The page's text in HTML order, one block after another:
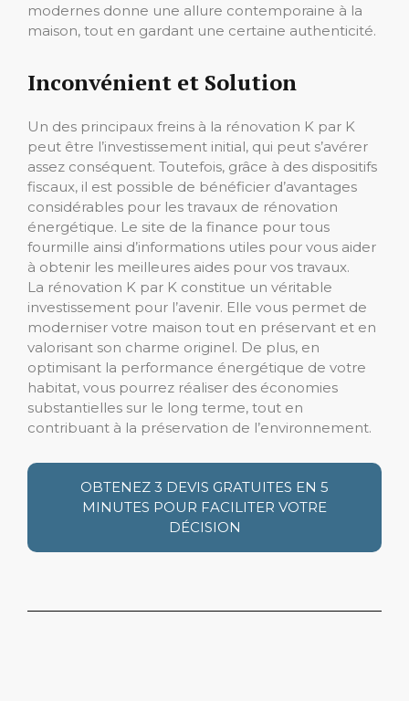
modernes donne une allure contemporaine à la
maison, tout en gardant une certaine authenticité.
Inconvénient et Solution
Un des principaux freins à la rénovation K par K
peut être l’investissement initial, qui peut s’avérer
assez conséquent. Toutefois, grâce à des dispositifs
fiscaux, il est possible de bénéficier d’avantages
considérables pour les travaux de rénovation
énergétique. Le site de la finance pour tous
fourmille ainsi d’informations utiles pour vous aider
à obtenir les meilleures aides pour vos travaux.
La rénovation K par K constitue un véritable
investissement pour l’avenir. Elle vous permet de
moderniser votre maison tout en préservant et en
valorisant son charme originel. De plus, en
optimisant la performance énergétique de votre
habitat, vous pourrez réaliser des économies
substantielles sur le long terme, tout en
contribuant à la préservation de l’environnement.
OBTENEZ 3 DEVIS GRATUITES EN 5
MINUTES POUR FACILITER VOTRE
DÉCISION